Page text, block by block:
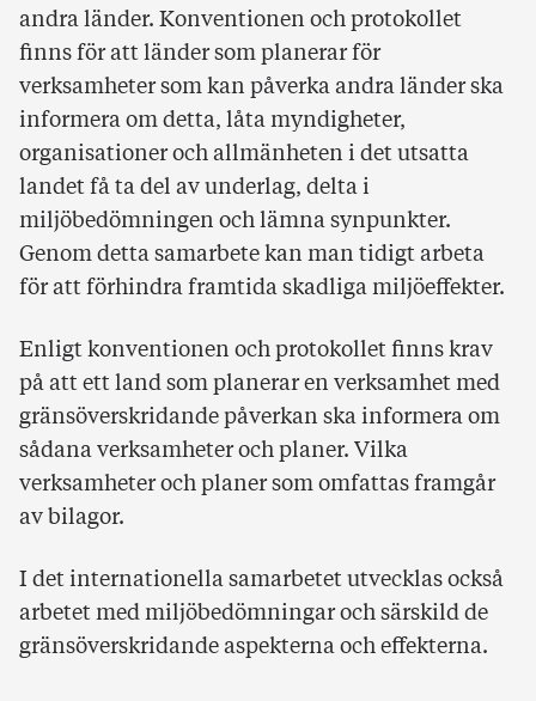
andra länder. Konventionen och protokollet
finns för att länder som planerar för
verksamheter som kan påverka andra länder ska
informera om detta, låta myndigheter,
organisationer och allmänheten i det utsatta
landet få ta del av underlag, delta i
miljöbedömningen och lämna synpunkter.
Genom detta samarbete kan man tidigt arbeta
för att förhindra framtida skadliga miljöeffekter.
Enligt konventionen och protokollet finns krav
på att ett land som planerar en verksamhet med
gränsöverskridande påverkan ska informera om
sådana verksamheter och planer. Vilka
verksamheter och planer som omfattas framgår
av bilagor.
I det internationella samarbetet utvecklas också
arbetet med miljöbedömningar och särskild de
gränsöverskridande aspekterna och effekterna.